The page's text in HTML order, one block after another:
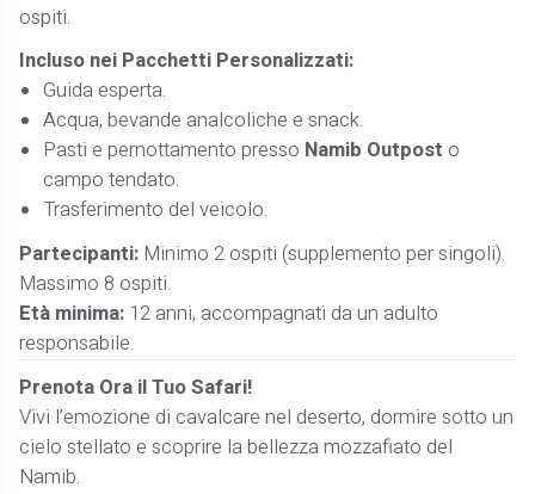
ospiti.
Incluso nei Pacchetti Personalizzati:
Guida esperta.
Acqua, bevande analcoliche e snack.
Pasti e pernottamento presso Namib Outpost o
campo tendato.
Trasferimento del veicolo.
Partecipanti: Minimo 2 ospiti (supplemento per singoli).
Massimo 8 ospiti.
Età minima: 12 anni, accompagnati da un adulto
responsabile.
Prenota Ora il Tuo Safari!
Vivi l’emozione di cavalcare nel deserto, dormire sotto un
cielo stellato e scoprire la bellezza mozzafiato del
Namib.